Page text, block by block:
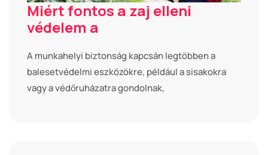
Miért fontos a zaj elleni
védelem a
A munkahelyi biztonság kapcsán legtöbben a
balesetvédelmi eszközökre, például a sisakokra
vagy a védőruházatra gondolnak,